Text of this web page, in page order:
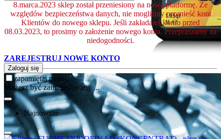
8.marca.2023 sklep został przeniesiony na nową platformę. Ze
względów bezpieczeństwa danych, nie mogliśmy przenieść kont
Klientów do nowego sklepu. Jeśli zakładałeś konto przed
08.03.2023, to prosimy o założenie nowego konta. Przepraszamy za
niedogodności.
ZAREJESTRUJ NOWE KONTO
Zaloguj się
zapamiętaj mnie
Możesz być zainteresowany ...
Najnowsze